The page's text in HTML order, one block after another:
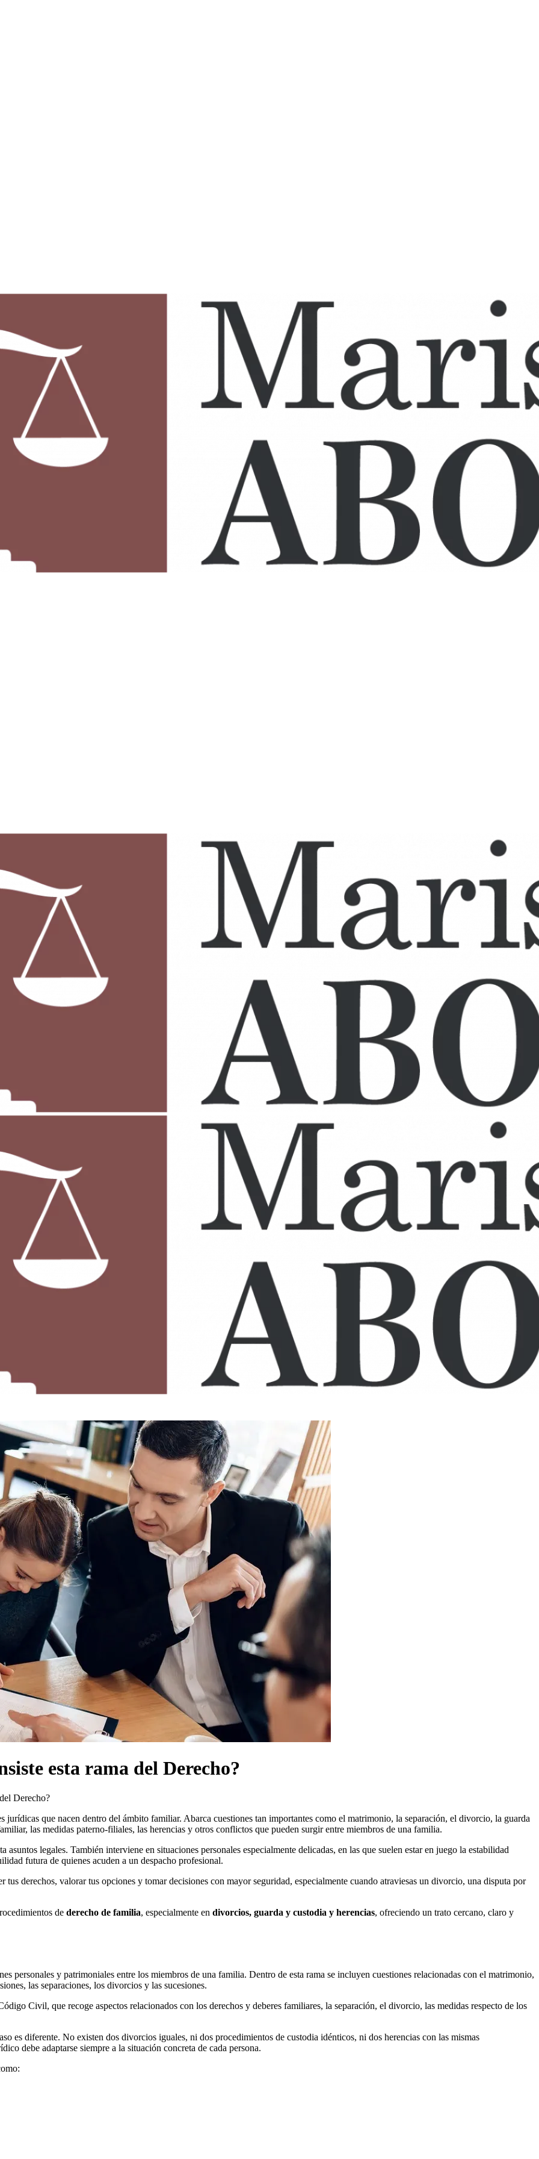
esta rama del Derecho?
Derecho?
jurídicas que nacen dentro del ámbito familiar. Abarca cuestiones tan importantes como el matrimonio, la separación, el divorcio, la guarda
las medidas paterno-filiales, las herencias y otros conflictos que pueden surgir entre miembros de una familia.
asuntos legales. También interviene en situaciones personales especialmente delicadas, en las que suelen estar en juego la estabilidad
futura de quienes acuden a un despacho profesional.
tus derechos, valorar tus opciones y tomar decisiones con mayor seguridad, especialmente cuando atraviesas un divorcio, una disputa por
de derecho de familia, especialmente en divorcios, guarda y custodia y herencias, ofreciendo un trato cercano, claro y
personales y patrimoniales entre los miembros de una familia. Dentro de esta rama se incluyen cuestiones relacionadas con el matrimonio,
las separaciones, los divorcios y las sucesiones.
Civil, que recoge aspectos relacionados con los derechos y deberes familiares, la separación, el divorcio, las medidas respecto de los
es diferente. No existen dos divorcios iguales, ni dos procedimientos de custodia idénticos, ni dos herencias con las mismas
debe adaptarse siempre a la situación concreta de cada persona.